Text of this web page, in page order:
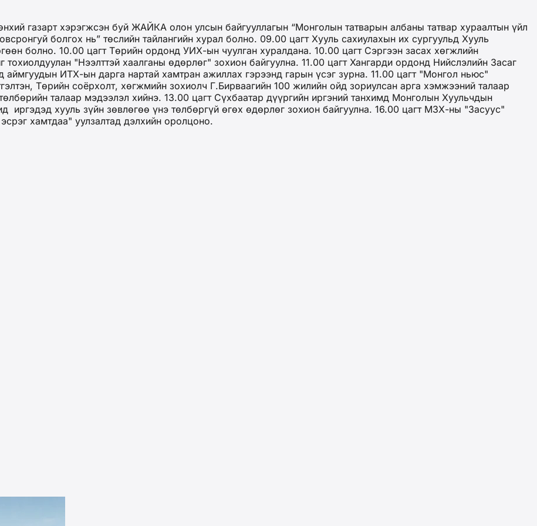
газарт хэрэгжсэн буй ЖАЙКА олон улсын байгууллагын “Монголын татварын албаны татвар хураалтын үйл
болгох нь” төслийн тайлангийн хурал болно. 09.00 цагт Хууль сахиулахын их сургуульд Хууль
болно. 10.00 цагт Төрийн ордонд УИХ-ын чуулган хуралдана. 10.00 цагт Сэргээн засах хөгжлийн
"Нээлттэй хаалганы өдөрлөг" зохион байгуулна. 11.00 цагт Хангарди ордонд Нийслэлийн Засаг
ИТХ-ын дарга нартай хамтран ажиллах гэрээнд гарын үсэг зурна. 11.00 цагт "Монгол ньюс"
Төрийн соёрхолт, хөгжмийн зохиолч Г.Бирваагийн 100 жилийн ойд зориулсан арга хэмжээний талаар
талаар мэдээлэл хийнэ. 13.00 цагт Сүхбаатар дүүргийн иргэний танхимд Монголын Хуульчдын
иргэдэд хууль зүйн зөвлөгөө үнэ төлбөргүй өгөх өдөрлөг зохион байгуулна. 16.00 цагт МЗХ-ны "Засуус"
хамтдаа" уулзалтад дэлхийн оролцоно.